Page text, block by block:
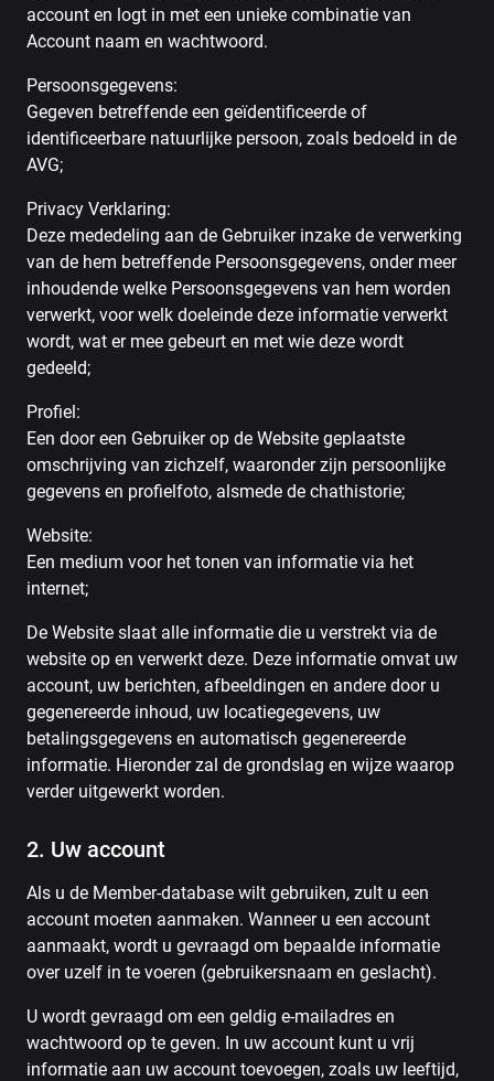
account en logt in met een unieke combinatie van
Account naam en wachtwoord.
Persoonsgegevens:
Gegeven betreffende een geïdentificeerde of
identificeerbare natuurlijke persoon, zoals bedoeld in de
AVG;
Privacy Verklaring:
Deze mededeling aan de Gebruiker inzake de verwerking
van de hem betreffende Persoonsgegevens, onder meer
inhoudende welke Persoonsgegevens van hem worden
verwerkt, voor welk doeleinde deze informatie verwerkt
wordt, wat er mee gebeurt en met wie deze wordt
gedeeld;
Profiel:
Een door een Gebruiker op de Website geplaatste
omschrijving van zichzelf, waaronder zijn persoonlijke
gegevens en profielfoto, alsmede de chathistorie;
Website:
Een medium voor het tonen van informatie via het
internet;
De Website slaat alle informatie die u verstrekt via de
website op en verwerkt deze. Deze informatie omvat uw
account, uw berichten, afbeeldingen en andere door u
gegenereerde inhoud, uw locatiegegevens, uw
betalingsgegevens en automatisch gegenereerde
informatie. Hieronder zal de grondslag en wijze waarop
verder uitgewerkt worden.
2. Uw account
Als u de Member-database wilt gebruiken, zult u een
account moeten aanmaken. Wanneer u een account
aanmaakt, wordt u gevraagd om bepaalde informatie
over uzelf in te voeren (gebruikersnaam en geslacht).
U wordt gevraagd om een ​​geldig e-mailadres en
wachtwoord op te geven. In uw account kunt u vrij
informatie aan uw account toevoegen, zoals uw leeftijd,